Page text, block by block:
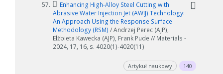
57.
Enhancing High-Alloy Steel Cutting with
Abrasive Water Injection Jet (AWIJ) Technology:
An Approach Using the Response Surface
Methodology (RSM) / Andrzej Perec (AJP),
Elżbieta Kawecka (AJP), Frank Pude // Materials -
2024, 17, 16, s. 4020(1)-4020(11)
Artykuł naukowy 140